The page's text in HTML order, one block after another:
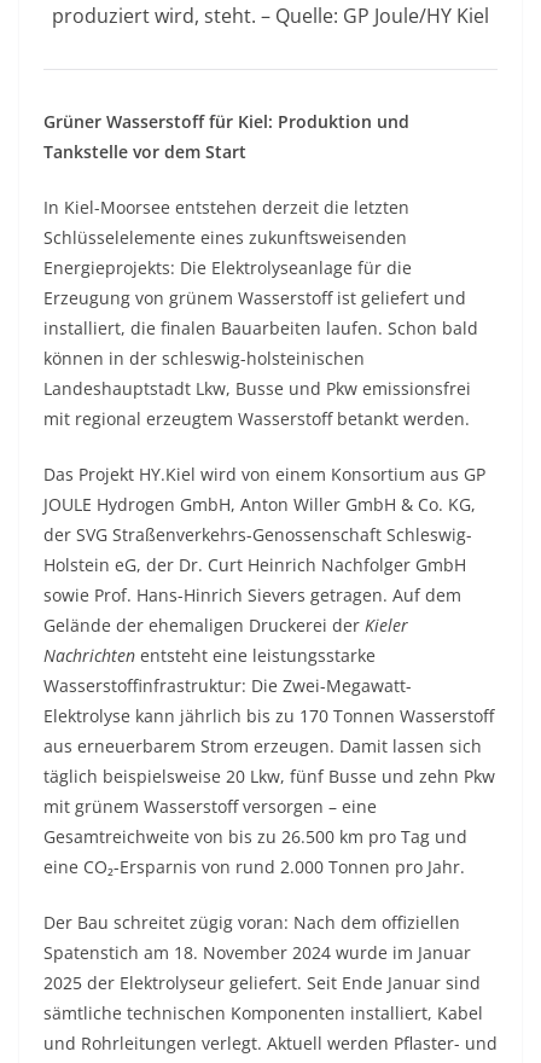
produziert wird, steht. – Quelle: GP Joule/HY Kiel
Grüner Wasserstoff für Kiel: Produktion und
Tankstelle vor dem Start
In Kiel-Moorsee entstehen derzeit die letzten
Schlüsselelemente eines zukunftsweisenden
Energieprojekts: Die Elektrolyseanlage für die
Erzeugung von grünem Wasserstoff ist geliefert und
installiert, die finalen Bauarbeiten laufen. Schon bald
können in der schleswig-holsteinischen
Landeshauptstadt Lkw, Busse und Pkw emissionsfrei
mit regional erzeugtem Wasserstoff betankt werden.
Das Projekt HY.Kiel wird von einem Konsortium aus GP
JOULE Hydrogen GmbH, Anton Willer GmbH & Co. KG,
der SVG Straßenverkehrs-Genossenschaft Schleswig-
Holstein eG, der Dr. Curt Heinrich Nachfolger GmbH
sowie Prof. Hans-Hinrich Sievers getragen. Auf dem
Gelände der ehemaligen Druckerei der Kieler
Nachrichten entsteht eine leistungsstarke
Wasserstoffinfrastruktur: Die Zwei-Megawatt-
Elektrolyse kann jährlich bis zu 170 Tonnen Wasserstoff
aus erneuerbarem Strom erzeugen. Damit lassen sich
täglich beispielsweise 20 Lkw, fünf Busse und zehn Pkw
mit grünem Wasserstoff versorgen – eine
Gesamtreichweite von bis zu 26.500 km pro Tag und
eine CO₂-Ersparnis von rund 2.000 Tonnen pro Jahr.
Der Bau schreitet zügig voran: Nach dem offiziellen
Spatenstich am 18. November 2024 wurde im Januar
2025 der Elektrolyseur geliefert. Seit Ende Januar sind
sämtliche technischen Komponenten installiert, Kabel
und Rohrleitungen verlegt. Aktuell werden Pflaster- und